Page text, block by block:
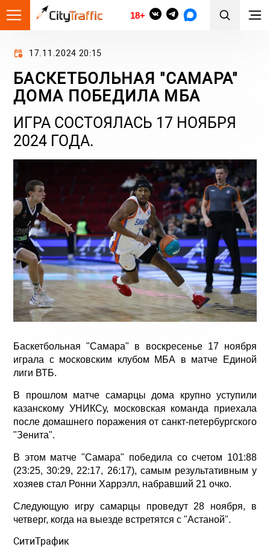
18+
17.11.2024 20:15
БАСКЕТБОЛЬНАЯ "САМАРА"
ДОМА ПОБЕДИЛА МБА
ИГРА СОСТОЯЛАСЬ 17 НОЯБРЯ
2024 ГОДА.
Баскетбольная "Самара" в воскресенье 17 ноября
играла с московским клубом МБА в матче Единой
лиги ВТБ.
В прошлом матче самарцы дома крупно уступили
казанскому УНИКСу, московская команда приехала
после домашнего поражения от санкт-петербургского
"Зенита".
В этом матче "Самара" победила со счетом 101:88
(23:25, 30:29, 22:17, 26:17), самым результативным у
хозяев стал Ронни Харрэлл, набравший 21 очко.
Следующую игру самарцы проведут 28 ноября, в
четверг, когда на выезде встретятся с "Астаной".
СитиТрафик